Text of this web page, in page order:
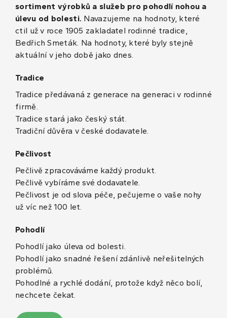
sortiment výrobků a služeb pro pohodlí nohou a
úlevu od bolesti. Navazujeme na hodnoty, které
ctil už v roce 1905 zakladatel rodinné tradice,
Bedřich Smeták. Na hodnoty, které byly stejně
aktuální v jeho době jako dnes.
Tradice
Tradice předávaná z generace na generaci v rodinné
firmě.
Tradice stará jako český stát.
Tradiční důvěra v české dodavatele.
Pečlivost
Pečlivě zpracováváme každý produkt.
Pečlivě vybíráme své dodavatele.
Pečlivost je od slova péče, pečujeme o vaše nohy
už víc než 100 let.
Pohodlí
Pohodlí jako úleva od bolesti.
Pohodlí jako snadné řešení zdánlivě neřešitelných
problémů.
Pohodlné a rychlé dodání, protože když něco bolí,
nechcete čekat.